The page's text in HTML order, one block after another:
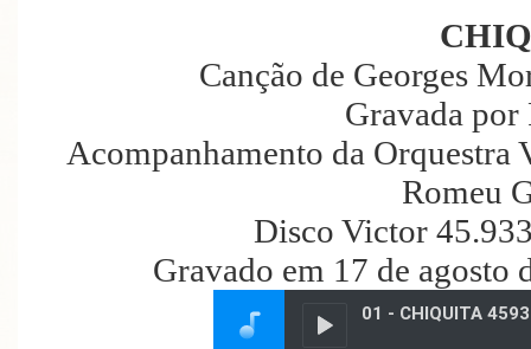
Canção de Georges
Gravada por
Acompanhamento da Orquestra
Romeu
Disco Victor
Gravado em 17 de agosto